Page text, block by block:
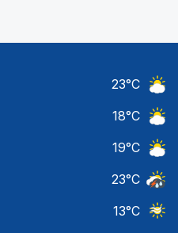
23°C
18°C
19°C
23°C
13°C